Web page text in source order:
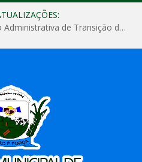
Relatório Final da Comisssão Administrativa de Transição de Mandato do Poder Legislativo do Município de Concórdia do Pará